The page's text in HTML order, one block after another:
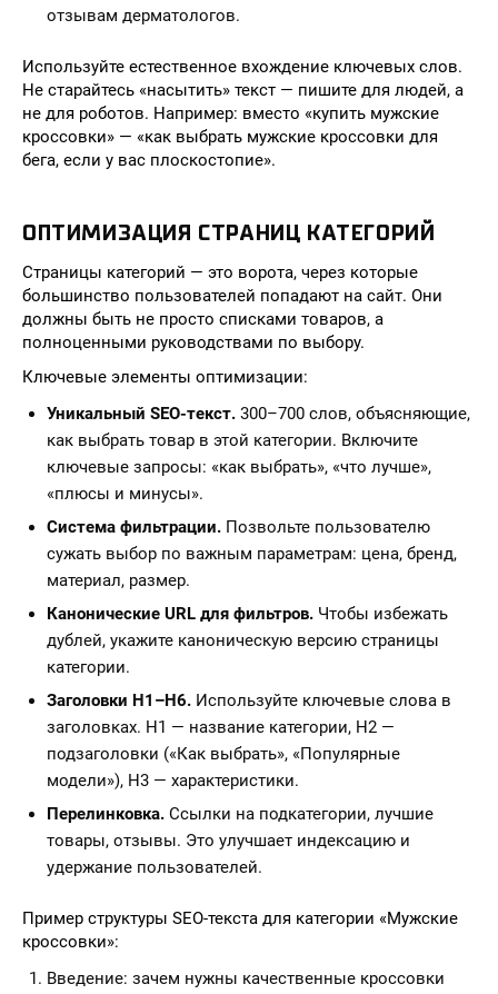
отзывам дерматологов.
Используйте естественное вхождение ключевых слов.
Не старайтесь «насытить» текст — пишите для людей, а
не для роботов. Например: вместо «купить мужские
кроссовки» — «как выбрать мужские кроссовки для
бега, если у вас плоскостопие».
ОПТИМИЗАЦИЯ СТРАНИЦ КАТЕГОРИЙ
Страницы категорий — это ворота, через которые
большинство пользователей попадают на сайт. Они
должны быть не просто списками товаров, а
полноценными руководствами по выбору.
Ключевые элементы оптимизации:
Уникальный SEO-текст. 300–700 слов, объясняющие,
как выбрать товар в этой категории. Включите
ключевые запросы: «как выбрать», «что лучше»,
«плюсы и минусы».
Система фильтрации. Позвольте пользователю
сужать выбор по важным параметрам: цена, бренд,
материал, размер.
Канонические URL для фильтров. Чтобы избежать
дублей, укажите каноническую версию страницы
категории.
Заголовки H1–H6. Используйте ключевые слова в
заголовках. H1 — название категории, H2 —
подзаголовки («Как выбрать», «Популярные
модели»), H3 — характеристики.
Перелинковка. Ссылки на подкатегории, лучшие
товары, отзывы. Это улучшает индексацию и
удержание пользователей.
Пример структуры SEO-текста для категории «Мужские
кроссовки»:
Введение: зачем нужны качественные кроссовки